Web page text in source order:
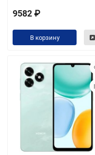
9582 ₽
В корзину